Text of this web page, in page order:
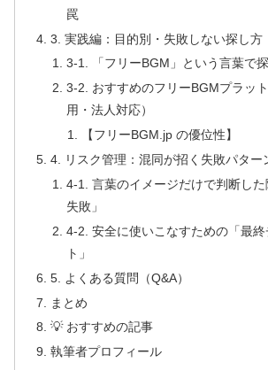
罠
3. 実践編：目的別・失敗しない探し方
3-1. 「フリーBGM」という言葉で
3-2. おすすめのフリーBGMプラッ
用・法人対応）
【フリーBGM.jp の優位性】
4. リスク管理：混同が招く失敗パター
4-1. 言葉のイメージだけで判断した
失敗」
4-2. 安全に使いこなすための「最終
ト」
5. よくある質問（Q&A）
まとめ
💡 おすすめの記事
執筆者プロフィール